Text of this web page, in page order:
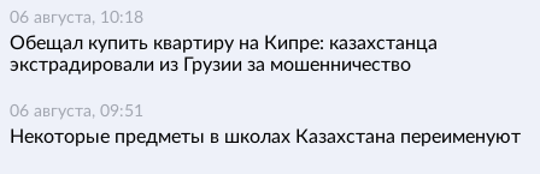
06 августа, 10:18
Обещал купить квартиру на Кипре: казахстанца
экстрадировали из Грузии за мошенничество
06 августа, 09:51
Некоторые предметы в школах Казахстана переименуют